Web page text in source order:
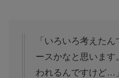
「いろいろ考えた
ースかなと思います
われるんですけど…」